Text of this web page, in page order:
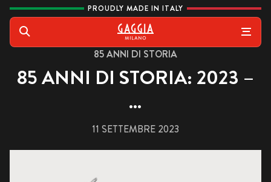
Vai al contenuto PROUDLY MADE IN ITALY
Gaggia
85 ANNI DI STORIA
85 ANNI DI STORIA: 2023 –
…
11 SETTEMBRE 2023